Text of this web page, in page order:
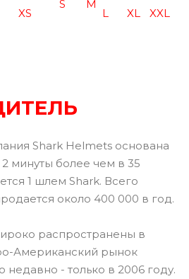
XS
S M
L XL XXL
Shark Helmets основана
минуты более чем в 35
1 шлем Shark. Всего
около 400 000 в год.
распространены в
Американский рынок
недавно - только в 2006 году.